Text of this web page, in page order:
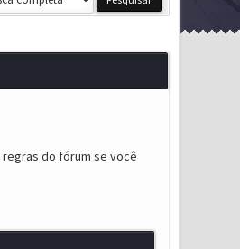
do fórum se você